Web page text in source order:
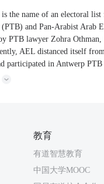
the name of an electoral
and Pan-Arabist Arab
PTB lawyer Zohra
AEL distanced itself
participated in Antwerp
教育
有道智慧教育
中国大学MOOC